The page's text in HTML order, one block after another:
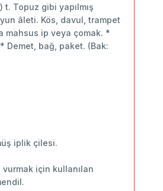
t. Topuz gibi yapılmış
âleti. Kös, davul, trampet
mahsus ip veya çomak. *
* Demet, bağ, paket. (Bak:
iplik çilesi.
vurmak için kullanılan